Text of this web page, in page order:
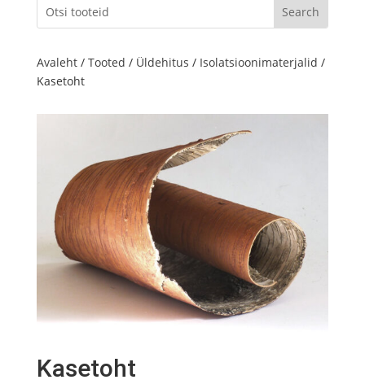
Avaleht/ Tooted / Üldehitus / Isolatsioonimaterjalid /
Kasetoht
Kasetoht